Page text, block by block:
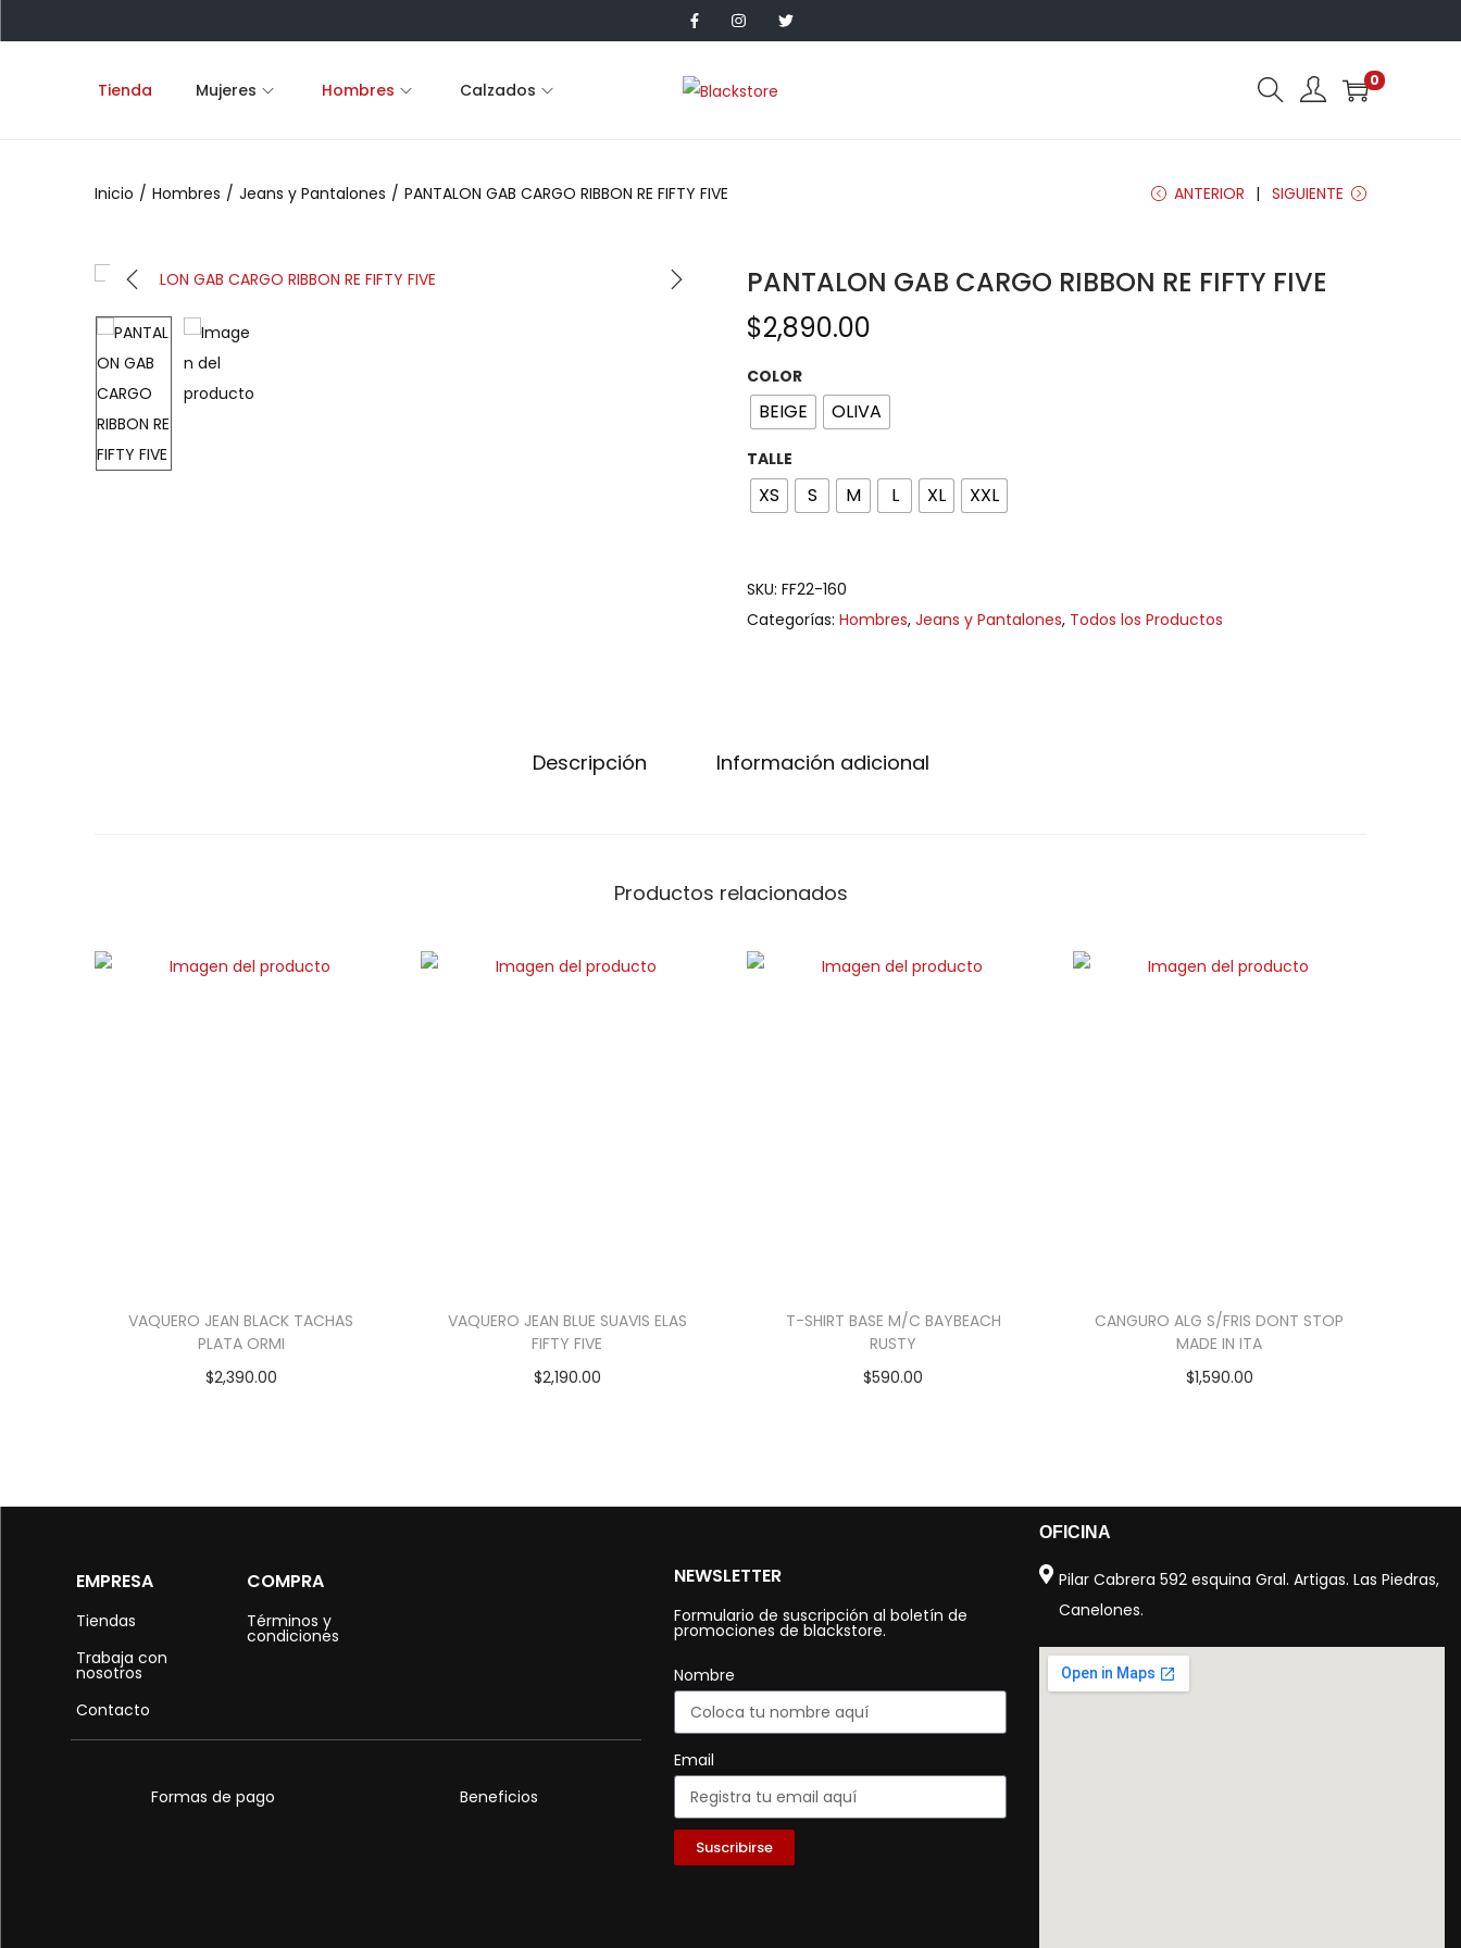
Tienda Mujeres Hombres Calzados 0
Inicio / Hombres / Jeans y Pantalones / PANTALON GAB CARGO RIBBON RE FIFTY FIVE ANTERIOR SIGUIENTE
PANTALON GAB CARGO RIBBON RE FIFTY FIVE
$2,890.00
COLOR
BEIGE OLIVA
TALLE
XS S M L XL XXL
SKU: FF22-160
Categorías: Hombres, Jeans y Pantalones, Todos los Productos
Descripción Información adicional
Productos relacionados
VAQUERO JEAN BLACK TACHAS
PLATA ORMI
$2,390.00
VAQUERO JEAN BLUE SUAVIS ELAS
FIFTY FIVE
$2,190.00
T-SHIRT BASE M/C BAYBEACH
RUSTY
$590.00
CANGURO ALG S/FRIS DONT STOP
MADE IN ITA
$1,590.00
EMPRESA
Tiendas
Trabaja con
nosotros
Contacto
COMPRA
Términos y
condiciones
Formas de pago Beneficios
NEWSLETTER
Formulario de suscripción al boletín de
promociones de blackstore.
Nombre
Email
Suscribirse
OFICINA
Pilar Cabrera 592 esquina Gral. Artigas. Las Piedras,
Canelones.